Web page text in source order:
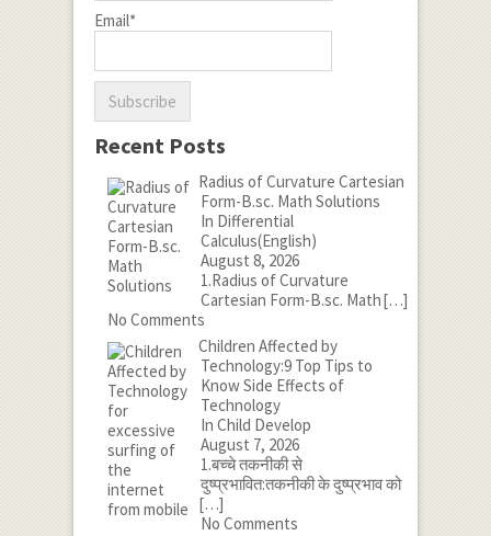
Email*
Recent Posts
Radius of Curvature Cartesian
Form-B.sc. Math Solutions
In Differential
Calculus(English)
August 8, 2026
1.Radius of Curvature
Cartesian Form-B.sc. Math[…]
No Comments
Children Affected by
Technology:9 Top Tips to
Know Side Effects of
Technology
In Child Develop
August 7, 2026
1.बच्चे तकनीकी से
दुष्प्रभावित:तकनीकी के दुष्प्रभाव को
[…]
No Comments